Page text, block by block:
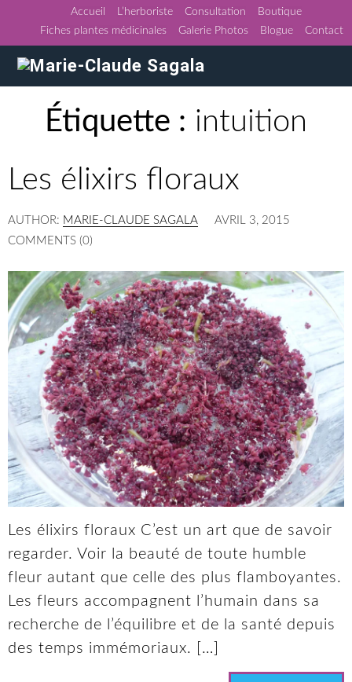
Accueil L’herboriste Consultation
Boutique
Fiches plantes médicinales
Galerie Photos Blogue Contact
Étiquette : intuition
Les élixirs floraux
AUTHOR: MARIE-CLAUDE SAGALA
AVRIL 3, 2015
COMMENTS (0)
Les élixirs floraux C’est un art que de savoir
regarder. Voir la beauté de toute humble
fleur autant que celle des plus flamboyantes.
Les fleurs accompagnent l’humain dans sa
recherche de l’équilibre et de la santé depuis
des temps immémoriaux. […]